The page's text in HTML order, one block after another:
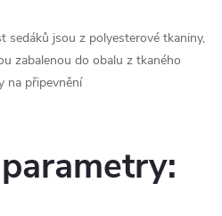
sedáků jsou z polyesterové tkaniny,
zabalenou do obalu z tkaného
na připevnění